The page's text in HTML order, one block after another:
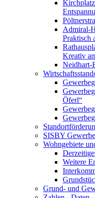
Admiral-
Praktisch
Kreativ
Neidhart-
Öferl“
SISBY
Wohngebiete
Weitere
Grund- und